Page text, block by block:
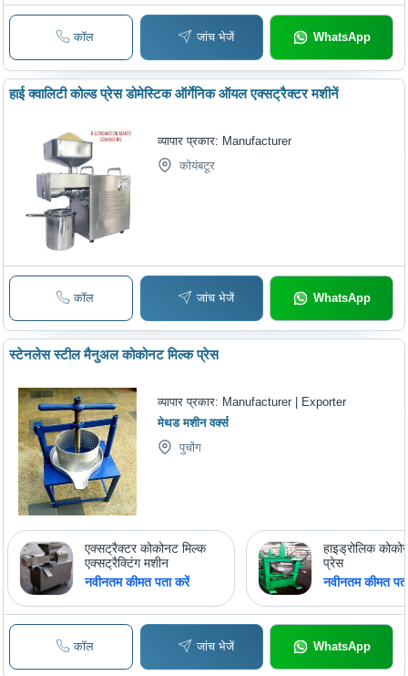
कॉल जांच भेजें WhatsApp
हाई क्वालिटी कोल्ड प्रेस डोमेस्टिक ऑर्गेनिक ऑयल एक्सट्रैक्टर मशीनें
व्यापार प्रकार: Manufacturer
कोयंबटूर
कॉल जांच भेजें WhatsApp
स्टेनलेस स्टील मैनुअल कोकोनट मिल्क प्रेस
व्यापार प्रकार: Manufacturer | Exporter
मेथड मशीन वर्क्स
पुचोंग
एक्सट्रैक्टर कोकोनट मिल्क
एक्सट्रैक्टिंग मशीन
नवीनतम कीमत पता करें
हाइड्रोलिक
प्रेस
नवीनतम कीमत
कॉल जांच भेजें WhatsApp